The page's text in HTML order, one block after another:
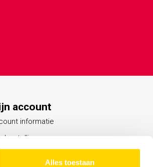
Alles toestaan
account
informatie
bestellingen